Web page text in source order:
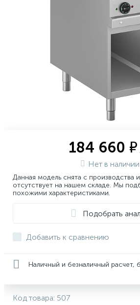
184 660 ₽
Нет в наличии
Данная модель снята с производства
отсутствует на нашем складе. Мы
похожими характеристиками.
Подобрать
Добавить к сравнению
Наличный и безналичный расчет,
Код товара: 507